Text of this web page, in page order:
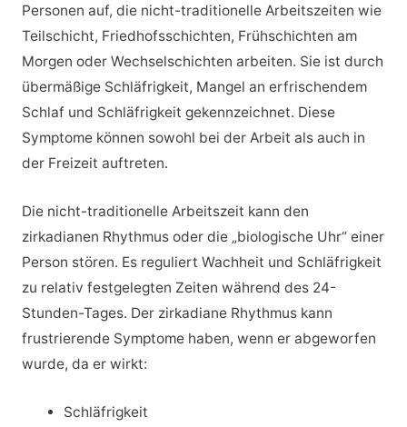
Personen auf, die nicht-traditionelle Arbeitszeiten wie
Teilschicht, Friedhofsschichten, Frühschichten am
Morgen oder Wechselschichten arbeiten. Sie ist durch
übermäßige Schläfrigkeit, Mangel an erfrischendem
Schlaf und Schläfrigkeit gekennzeichnet. Diese
Symptome können sowohl bei der Arbeit als auch in
der Freizeit auftreten.
Die nicht-traditionelle Arbeitszeit kann den
zirkadianen Rhythmus oder die „biologische Uhr“ einer
Person stören. Es reguliert Wachheit und Schläfrigkeit
zu relativ festgelegten Zeiten während des 24-
Stunden-Tages. Der zirkadiane Rhythmus kann
frustrierende Symptome haben, wenn er abgeworfen
wurde, da er wirkt:
Schläfrigkeit